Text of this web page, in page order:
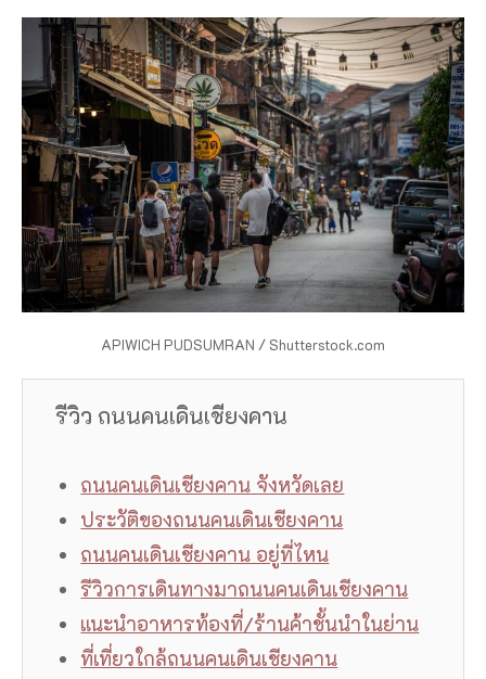
APIWICH PUDSUMRAN / Shutterstock.com
รีวิว ถนนคนเดินเชียงคาน
ถนนคนเดินเชียงคาน จังหวัดเลย
ประวัติของถนนคนเดินเชียงคาน
ถนนคนเดินเชียงคาน อยู่ที่ไหน
รีวิวการเดินทางมาถนนคนเดินเชียงคาน
แนะนำอาหารท้องที่/ร้านค้าชั้นนำในย่าน
ที่เที่ยวใกล้ถนนคนเดินเชียงคาน